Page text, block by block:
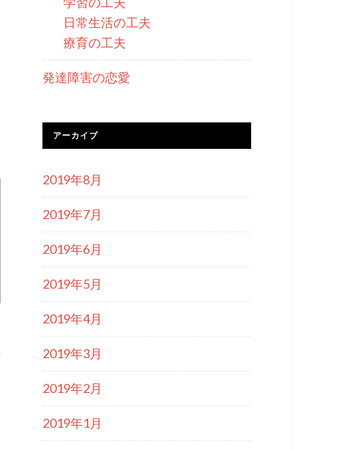
日常生活の工夫
療育の工夫
発達障害の恋愛
アーカイブ
2019年8月
2019年7月
2019年6月
2019年5月
2019年4月
2019年3月
2019年2月
2019年1月